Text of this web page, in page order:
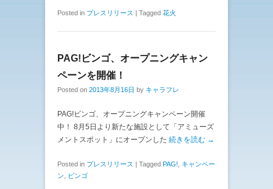
Posted in プレスリリース Tagged 花火
PAG!ビンゴ、オープニングキャン
ペーンを開催！
Posted on 2013年8月16日 by キャラフレ
PAG!ビンゴ、オープニングキャンペーン開催
中！ 8月5日より新たな施設として「アミューズ
メントスポット」にオープンした 続きを読む →
Posted in プレスリリース Tagged PAG!
キャンペー
ン
ビンゴ